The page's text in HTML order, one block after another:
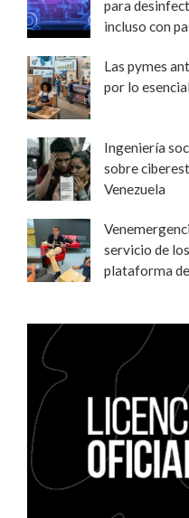
para
incluso con
Las pymes
por lo
Ingeniería
sobre
Venezuela
servicio de
plataforma